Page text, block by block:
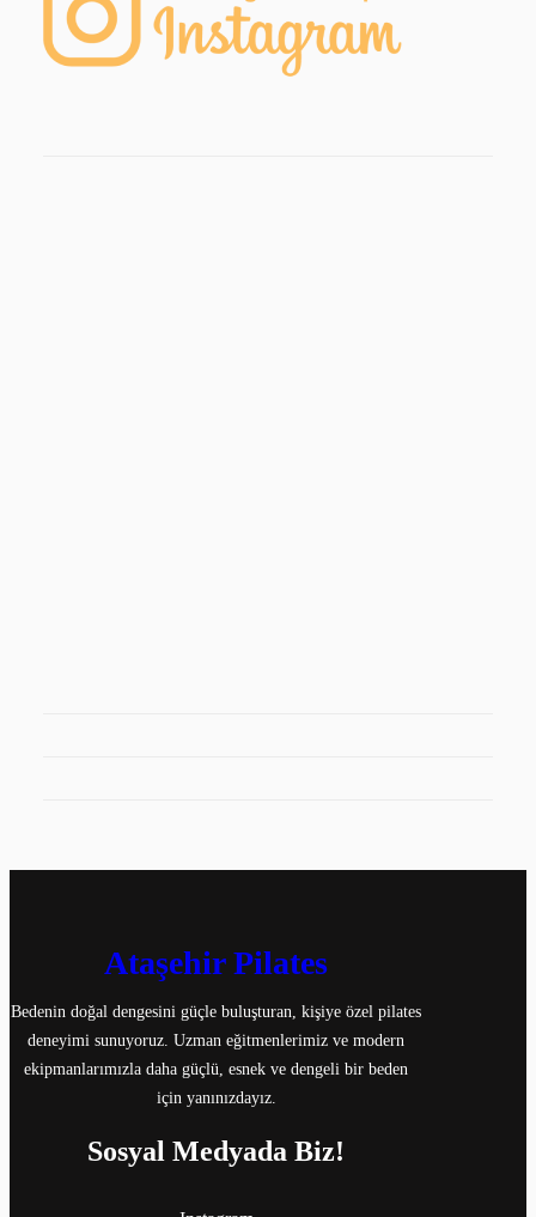
Ataşehir Pilates
Bedenin doğal dengesini güçle buluşturan, kişiye özel pilates
deneyimi sunuyoruz. Uzman eğitmenlerimiz ve modern
ekipmanlarımızla daha güçlü, esnek ve dengeli bir beden
için yanınızdayız.
Sosyal Medyada Biz!